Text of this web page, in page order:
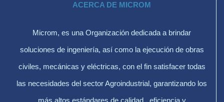
ACERCA DE MICROM
Microm, es una Organización dedicada a brindar
soluciones de ingeniería, así como la ejecución de obras
civiles, mecánicas y eléctricas, con el fin satisfacer todas
las necesidades del sector Agroindustrial, garantizando los
más altos estándares de calidad , eficiencia y